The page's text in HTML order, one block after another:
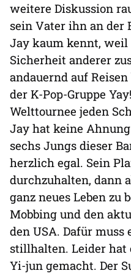
weitere Diskussion
sein Vater ihn an der
Jay kaum kennt,
Sicherheit anderer
andauernd auf
der K-Pop-Gruppe
Welttournee jeden
Jay hat keine
sechs Jungs dieser
herzlich egal. Sein
durchzuhalten, dann
ganz neues Leben zu
Mobbing und den
den USA. Dafür muss
stillhalten. Leider hat
Yi-jun gemacht. Der